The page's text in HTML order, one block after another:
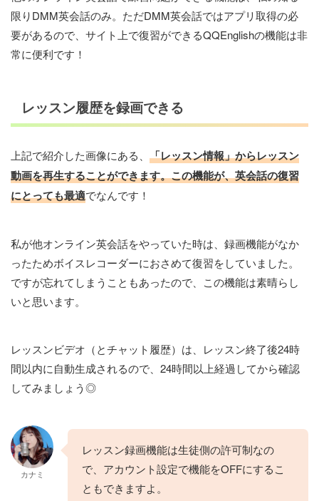
限りDMM英会話のみ。ただDMM英会話ではアプリ取得の必
要があるので、サイト上で復習ができるQQEnglishの機能は非
常に便利です！
レッスン履歴を録画できる
上記で紹介した画像にある、 「レッスン情報」からレッスン
動画を再生することができます。この機能が、英会話の復習
にとっても最適でなんです！
私が他オンライン英会話をやっていた時は、録画機能がなか
ったためボイスレコーダーにおさめて復習をしていました。
ですが忘れてしまうこともあったので、この機能は素晴らし
いと思います。
レッスンビデオ（とチャット履歴）は、レッスン終了後24時
間以内に自動生成されるので、24時間以上経過してから確認
してみましょう◎
カナミ
レッスン録画機能は生徒側の許可制なの
で、アカウント設定で機能をOFFにするこ
ともできますよ。